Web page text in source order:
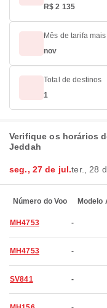
R$ 2 135
Mês de tarifa
nov
Total de destinos
1
Verifique os horários
Jeddah
seg., 27 de jul.ter., 28
Número do Voo Modelo
MH4753 -
MH4753 -
SV841 -